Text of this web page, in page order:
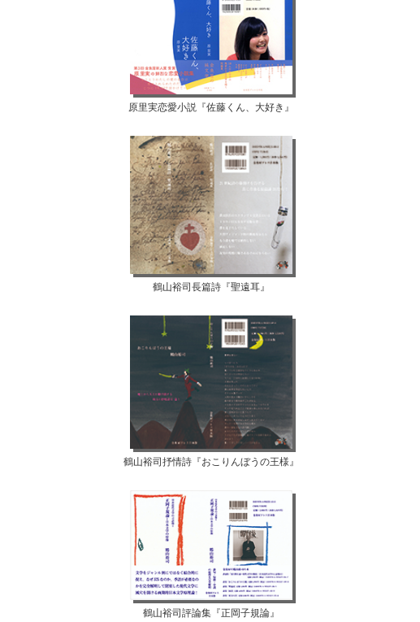
原里実恋愛小説『佐藤くん、大好き』
鶴山裕司長篇詩『聖遠耳』
鶴山裕司抒情詩『おこりんぼうの王様』
鶴山裕司評論集『正岡子規論』